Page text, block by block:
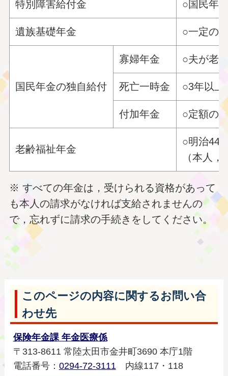
特別障害給付金 ○国民年
遺族基礎年金 ○一定の
国民年金の独自給付
寡婦年金 ○夫が老
死亡一時金 ○3年以上
付加年金 ○定額の
老齢福祉年金
○明治44
（本人
※ すべての年金は，受けられる資格があって
も本人の請求がなければ支給されませんの
で，忘れずに請求の手続きをしてください。
このページの内容に関するお問い合
わせ先
保険年金課 年金医療係
〒313-8611 常陸太田市金井町3690 本庁1階
電話番号： 0294-72-3111 内線117・118